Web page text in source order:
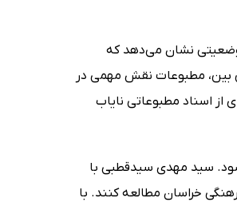
وضعیتی نشان می‌دهد که
بین، مطبوعات نقش مهمی در
از اسناد مطبوعاتی نایاب
سید مهدی سیدقطبی با
خراسان مطالعه کنند. با